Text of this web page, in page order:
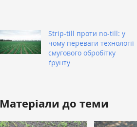
Strip-till проти no-till: у
чому переваги технології
смугового обробітку
ґрунту
Матеріали до теми